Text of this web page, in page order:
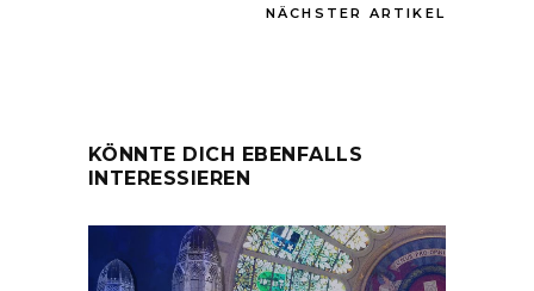
NÄCHSTER ARTIKEL
KÖNNTE DICH EBENFALLS
INTERESSIEREN